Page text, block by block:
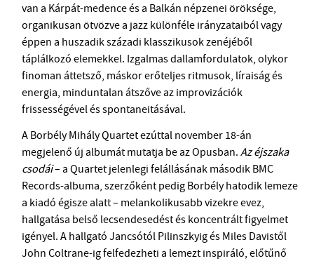
BMC NEMZETKÖZI CIMBALOMVERSENY 2019
van a Kárpát-medence és a Balkán népzenei öröksége,
organikusan ötvözve a jazz különféle irányzataiból vagy
éppen a huszadik századi klasszikusok zenéjéből
táplálkozó elemekkel. Izgalmas dallamfordulatok, olykor
finoman áttetsző, máskor erőteljes ritmusok, líraiság és
energia, minduntalan átszőve az improvizációk
frissességével és spontaneitásával.
A Borbély Mihály Quartet ezúttal november 18-án
megjelenő új albumát mutatja be az Opusban.Az éjszaka
csodái– a Quartet jelenlegi felállásának második BMC
Records-albuma, szerzőként pedig Borbély hatodik lemeze
a kiadó égisze alatt – melankolikusabb vizekre evez,
hallgatása belső lecsendesedést és koncentrált figyelmet
igényel. A hallgató Jancsótól Pilinszkyig és Miles Davistől
John Coltrane-ig felfedezheti a lemezt inspiráló, előtűnő